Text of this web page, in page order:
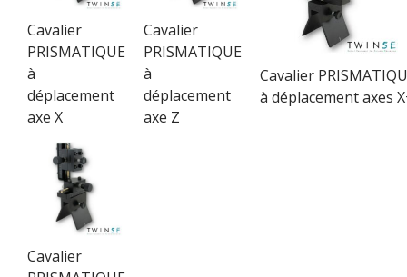
Cavalier
PRISMATIQUE
à
déplacement
axe X
Cavalier
PRISMATIQUE
à
déplacement
axe Z
Cavalier
à déplacement axes
Cavalier